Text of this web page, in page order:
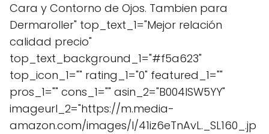
Cara y Contorno de Ojos. Tambien para
Dermaroller" top_text_1="Mejor relación
calidad precio"
top_text_background_1="#f5a623"
top_icon_1="" rating_1="0" featured_1=""
pros_1="" cons_1="" asin_2="B004ISW5YY"
imageurl_2="https://m.media-
amazon.com/images/I/41iz6eTnAvL._SL160_.jp